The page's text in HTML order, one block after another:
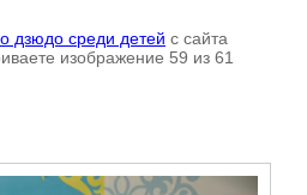
дзюдо среди детей с сайта
изображение 59 из 61